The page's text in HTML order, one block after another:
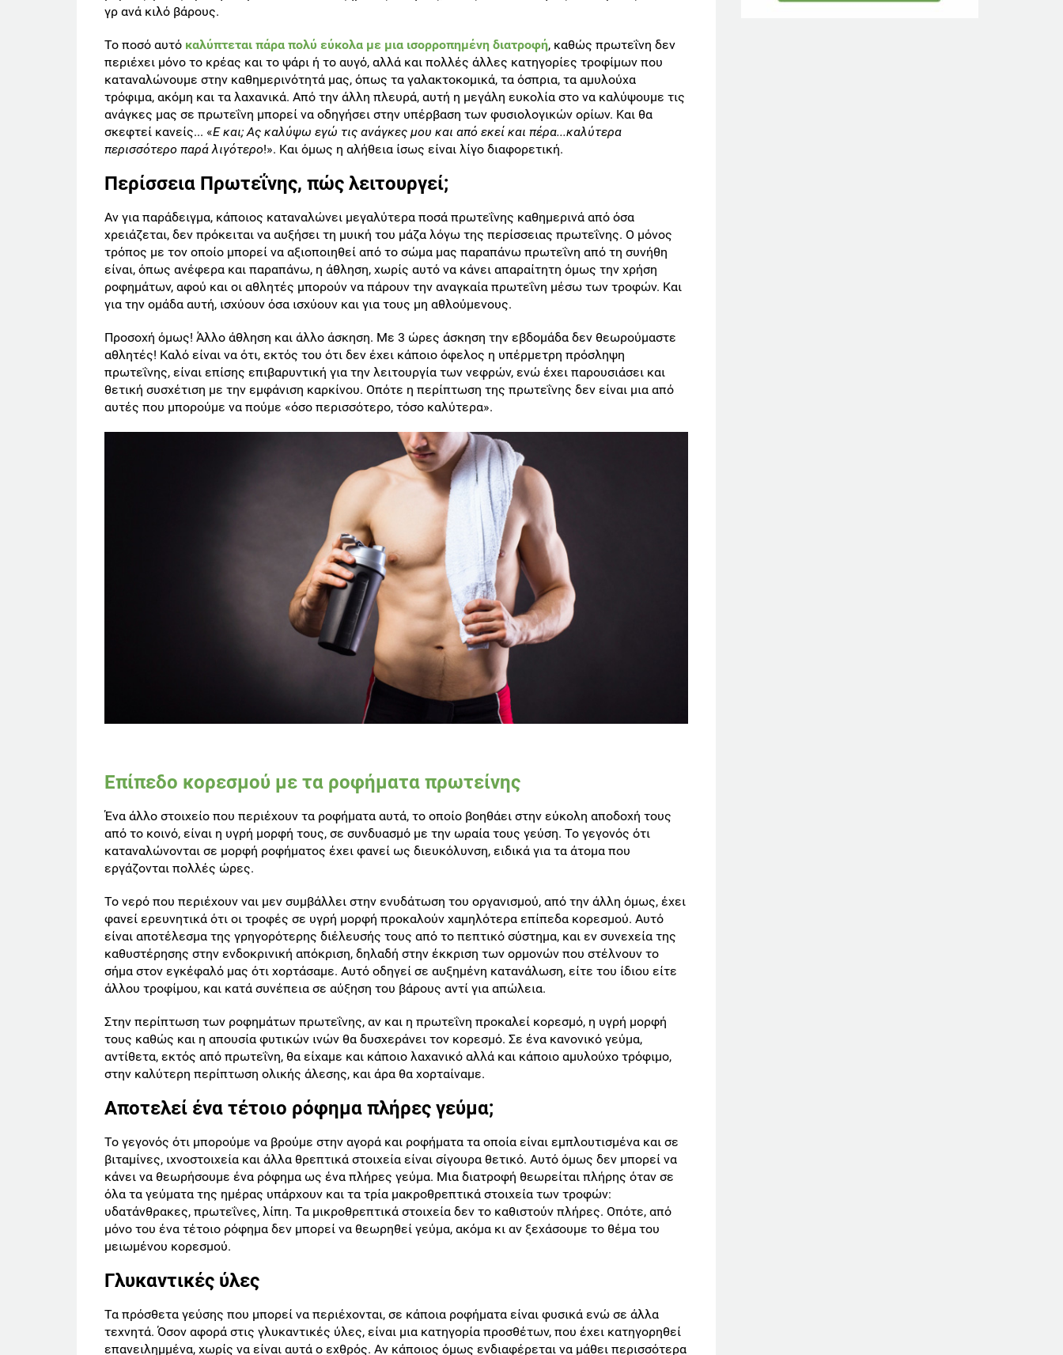
γρ ανά κιλό βάρους.
Το ποσό αυτό καλύπτεται πάρα πολύ εύκολα με μια ισορροπημένη διατροφή, καθώς πρωτεΐνη δεν
περιέχει μόνο το κρέας και το ψάρι ή το αυγό, αλλά και πολλές άλλες κατηγορίες τροφίμων που
καταναλώνουμε στην καθημερινότητά μας, όπως τα γαλακτοκομικά, τα όσπρια, τα αμυλούχα
τρόφιμα, ακόμη και τα λαχανικά. Από την άλλη πλευρά, αυτή η μεγάλη ευκολία στο να καλύψουμε τις
ανάγκες μας σε πρωτεΐνη μπορεί να οδηγήσει στην υπέρβαση των φυσιολογικών ορίων. Και θα
σκεφτεί κανείς... «Ε και; Ας καλύψω εγώ τις ανάγκες μου και από εκεί και πέρα...καλύτερα
περισσότερο παρά λιγότερο!». Και όμως η αλήθεια ίσως είναι λίγο διαφορετική.
Περίσσεια Πρωτεΐνης, πώς λειτουργεί;
Αν για παράδειγμα, κάποιος καταναλώνει μεγαλύτερα ποσά πρωτεΐνης καθημερινά από όσα
χρειάζεται, δεν πρόκειται να αυξήσει τη μυική του μάζα λόγω της περίσσειας πρωτεΐνης. Ο μόνος
τρόπος με τον οποίο μπορεί να αξιοποιηθεί από το σώμα μας παραπάνω πρωτεΐνη από τη συνήθη
είναι, όπως ανέφερα και παραπάνω, η άθληση, χωρίς αυτό να κάνει απαραίτητη όμως την χρήση
ροφημάτων, αφού και οι αθλητές μπορούν να πάρουν την αναγκαία πρωτεΐνη μέσω των τροφών. Και
για την ομάδα αυτή, ισχύουν όσα ισχύουν και για τους μη αθλούμενους.
Προσοχή όμως! Άλλο άθληση και άλλο άσκηση. Με 3 ώρες άσκηση την εβδομάδα δεν θεωρούμαστε
αθλητές! Καλό είναι να ότι, εκτός του ότι δεν έχει κάποιο όφελος η υπέρμετρη πρόσληψη
πρωτεΐνης, είναι επίσης επιβαρυντική για την λειτουργία των νεφρών, ενώ έχει παρουσιάσει και
θετική συσχέτιση με την εμφάνιση καρκίνου. Οπότε η περίπτωση της πρωτεΐνης δεν είναι μια από
αυτές που μπορούμε να πούμε «όσο περισσότερο, τόσο καλύτερα».
Επίπεδο κορεσμού με τα ροφήματα πρωτείνης
Ένα άλλο στοιχείο που περιέχουν τα ροφήματα αυτά, το οποίο βοηθάει στην εύκολη αποδοχή τους
από το κοινό, είναι η υγρή μορφή τους, σε συνδυασμό με την ωραία τους γεύση. Το γεγονός ότι
καταναλώνονται σε μορφή ροφήματος έχει φανεί ως διευκόλυνση, ειδικά για τα άτομα που
εργάζονται πολλές ώρες.
Το νερό που περιέχουν ναι μεν συμβάλλει στην ενυδάτωση του οργανισμού, από την άλλη όμως, έχει
φανεί ερευνητικά ότι οι τροφές σε υγρή μορφή προκαλούν χαμηλότερα επίπεδα κορεσμού. Αυτό
είναι αποτέλεσμα της γρηγορότερης διέλευσής τους από το πεπτικό σύστημα, και εν συνεχεία της
καθυστέρησης στην ενδοκρινική απόκριση, δηλαδή στην έκκριση των ορμονών που στέλνουν το
σήμα στον εγκέφαλό μας ότι χορτάσαμε. Αυτό οδηγεί σε αυξημένη κατανάλωση, είτε του ίδιου είτε
άλλου τροφίμου, και κατά συνέπεια σε αύξηση του βάρους αντί για απώλεια.
Στην περίπτωση των ροφημάτων πρωτεΐνης, αν και η πρωτεΐνη προκαλεί κορεσμό, η υγρή μορφή
τους καθώς και η απουσία φυτικών ινών θα δυσχεράνει τον κορεσμό. Σε ένα κανονικό γεύμα,
αντίθετα, εκτός από πρωτεΐνη, θα είχαμε και κάποιο λαχανικό αλλά και κάποιο αμυλούχο τρόφιμο,
στην καλύτερη περίπτωση ολικής άλεσης, και άρα θα χορταίναμε.
Αποτελεί ένα τέτοιο ρόφημα πλήρες γεύμα;
Το γεγονός ότι μπορούμε να βρούμε στην αγορά και ροφήματα τα οποία είναι εμπλουτισμένα και σε
βιταμίνες, ιχνοστοιχεία και άλλα θρεπτικά στοιχεία είναι σίγουρα θετικό. Αυτό όμως δεν μπορεί να
κάνει να θεωρήσουμε ένα ρόφημα ως ένα πλήρες γεύμα. Μια διατροφή θεωρείται πλήρης όταν σε
όλα τα γεύματα της ημέρας υπάρχουν και τα τρία μακροθρεπτικά στοιχεία των τροφών:
υδατάνθρακες, πρωτεΐνες, λίπη. Τα μικροθρεπτικά στοιχεία δεν το καθιστούν πλήρες. Οπότε, από
μόνο του ένα τέτοιο ρόφημα δεν μπορεί να θεωρηθεί γεύμα, ακόμα κι αν ξεχάσουμε το θέμα του
μειωμένου κορεσμού.
Γλυκαντικές ύλες
Τα πρόσθετα γεύσης που μπορεί να περιέχονται, σε κάποια ροφήματα είναι φυσικά ενώ σε άλλα
τεχνητά. Όσον αφορά στις γλυκαντικές ύλες, είναι μια κατηγορία προσθέτων, που έχει κατηγορηθεί
επανειλημμένα, χωρίς να είναι αυτά ο εχθρός. Αν κάποιος όμως ενδιαφέρεται να μάθει περισσότερα